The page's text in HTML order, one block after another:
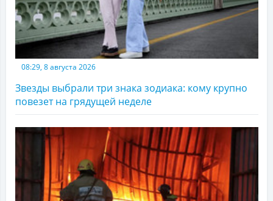
08:29, 8 августа 2026
Звезды выбрали три знака зодиака: кому крупно
повезет на грядущей неделе